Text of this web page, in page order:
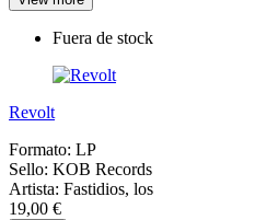
Fuera de stock
Revolt
Formato: LP
Sello: KOB Records
Artista: Fastidios, los
19,00 €